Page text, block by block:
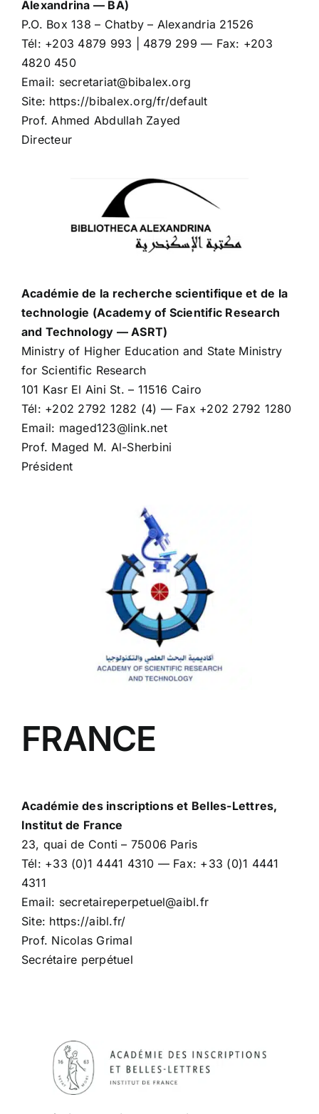
Alexandrina — BA)
P.O. Box 138 – Chatby – Alexandria 21526
Tél: +203 4879 993 | 4879 299 — Fax: +203
4820 450
Email: secretariat@bibalex.org
Site: https://bibalex.org/fr/default
Prof. Ahmed Abdullah Zayed
Directeur
Académie de la recherche scientifique et de la
technologie (Academy of Scientific Research
and Technology — ASRT)
Ministry of Higher Education and State Ministry
for Scientific Research
101 Kasr El Aini St. – 11516 Cairo
Tél: +202 2792 1282 (4) — Fax +202 2792 1280
Email: maged123@link.net
Prof. Maged M. Al-Sherbini
Président
FRANCE
Académie des inscriptions et Belles-Lettres,
Institut de France
23, quai de Conti – 75006 Paris
Tél: +33 (0)1 4441 4310 — Fax: +33 (0)1 4441
4311
Email: secretaireperpetuel@aibl.fr
Site: https://aibl.fr/
Prof. Nicolas Grimal
Secrétaire perpétuel